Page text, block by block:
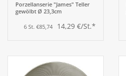
Porzellanserie "James" Teller
gewölbt Ø 23,3cm
6 St. €85,74 14,29 €/St.*